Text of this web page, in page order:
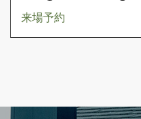
来場予約